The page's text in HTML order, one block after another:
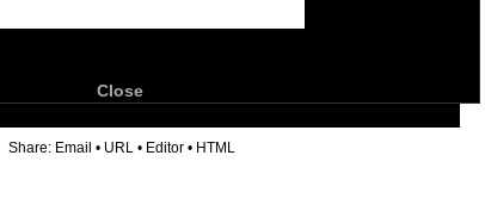
Close
Share: Email • URL • Editor • HTML